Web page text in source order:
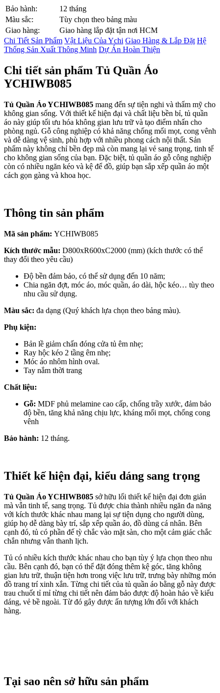
Bảo hành:
12 tháng
Màu sắc:
Tùy chọn theo bảng màu
Giao hàng:
Giao hàng lắp đặt tận nơi HCM
Chi Tiết Sản Phẩm Vật Liệu Của Ychi Giao Hàng & Lắp Đặt Hệ
Thống Sản Xuất Thông Minh Dự Án Hoàn Thiện
Chi tiết sản phẩm Tủ Quần Áo
YCHIWB085
Tủ Quần Áo YCHIWB085 mang đến sự tiện nghi và thẩm mỹ cho
không gian sống. Với thiết kế hiện đại và chất liệu bền bỉ, tủ quần
áo này giúp tối ưu hóa không gian lưu trữ và tạo điểm nhấn cho
phòng ngủ. Gỗ công nghiệp có khả năng chống mối mọt, cong vênh
và dễ dàng vệ sinh, phù hợp với nhiều phong cách nội thất. Sản
phẩm này không chỉ bền đẹp mà còn mang lại vẻ sang trọng, tinh tế
cho không gian sống của bạn. Đặc biệt, tủ quần áo gỗ công nghiệp
còn có nhiều ngăn kéo và kệ để đồ, giúp bạn sắp xếp quần áo một
cách gọn gàng và khoa học.
Thông tin sản phẩm
Mã sản phẩm: YCHIWB085
Kích thước mẫu: D800xR600xC2000 (mm) (kích thước có thể
thay đổi theo yêu cầu)
Độ bền đảm bảo, có thể sử dụng đến 10 năm;
Chia ngăn đợt, móc áo, móc quần, áo dài, hộc kéo… tùy theo
nhu cầu sử dụng.
Màu sắc: đa dạng (Quý khách lựa chọn theo bảng màu).
Phụ kiện:
Bản lề giảm chấn đóng cửa tủ êm nhẹ;
Ray hộc kéo 2 tầng êm nhẹ;
Móc áo nhôm hình oval.
Tay nắm thời trang
Chất liệu:
Gỗ: MDF phủ melamine cao cấp, chống trầy xước, đảm bảo
độ bền, tăng khả năng chịu lực, kháng mối mọt, chống cong
vênh
Bảo hành: 12 tháng.
Thiết kế hiện đại, kiểu dáng sang trọng
Tủ Quần Áo YCHIWB085 sở hữu lối thiết kế hiện đại đơn giản
mà vẫn tinh tế, sang trọng. Tủ được chia thành nhiều ngăn đa năng
với kích thước khác nhau mang lại sự tiện dụng cho người dùng,
giúp họ dễ dàng bày trí, sắp xếp quần áo, đồ dùng cá nhân. Bên
cạnh đó, tủ có phần đế tỳ chắc vào mặt sàn, cho một cảm giác chắc
chắn nhưng vẫn thanh lịch.
Tủ có nhiều kích thước khác nhau cho bạn tùy ý lựa chọn theo nhu
cầu. Bên cạnh đó, bạn có thể đặt đóng thêm kệ góc, tăng không
gian lưu trữ, thuận tiện hơn trong việc lưu trữ, trưng bày những món
đồ trang trí xinh xắn. Từng chi tiết của tủ quần áo bằng gỗ này được
trau chuốt tỉ mỉ từng chi tiết nên đảm bảo được độ hoàn hảo về kiểu
dáng, vẻ bề ngoài. Từ đó gây được ấn tượng lớn đối với khách
hàng.
Tại sao nên sở hữu sản phẩm